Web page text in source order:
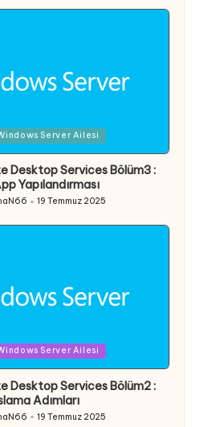
Server Ailesi
Desktop Services Bölüm3 :
Yapılandırması
19 Temmuz 2025
Server Ailesi
Desktop Services Bölüm2 :
Adımları
19 Temmuz 2025